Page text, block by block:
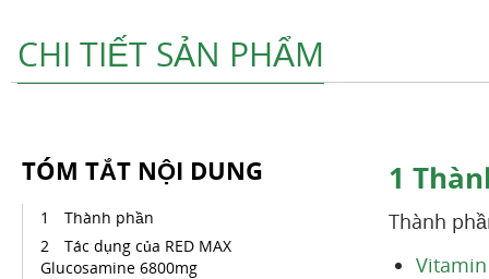
CHI TIẾT SẢN PHẨM
TÓM TẮT NỘI DUNG
Thành phần
Tác dụng của RED MAX
Glucosamine 6800mg
1
Thành